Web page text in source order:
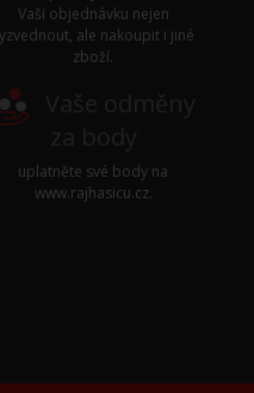
Vaši objednávku nejen
ale nakoupit i jiné
zboží.
uplatněte své body na
www.rajhasicu.cz.